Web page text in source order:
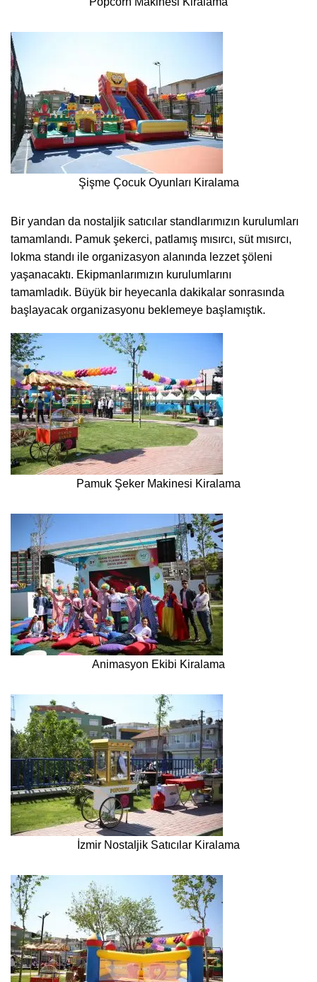
Şişme Çocuk Oyunları Kiralama
Bir yandan da nostaljik satıcılar standlarımızın kurulumları
tamamlandı. Pamuk şekerci, patlamış mısırcı, süt mısırcı,
lokma standı ile organizasyon alanında lezzet şöleni
yaşanacaktı. Ekipmanlarımızın kurulumlarını
tamamladık. Büyük bir heyecanla dakikalar sonrasında
başlayacak organizasyonu beklemeye başlamıştık.
Pamuk Şeker Makinesi Kiralama
Animasyon Ekibi Kiralama
İzmir Nostaljik Satıcılar Kiralama